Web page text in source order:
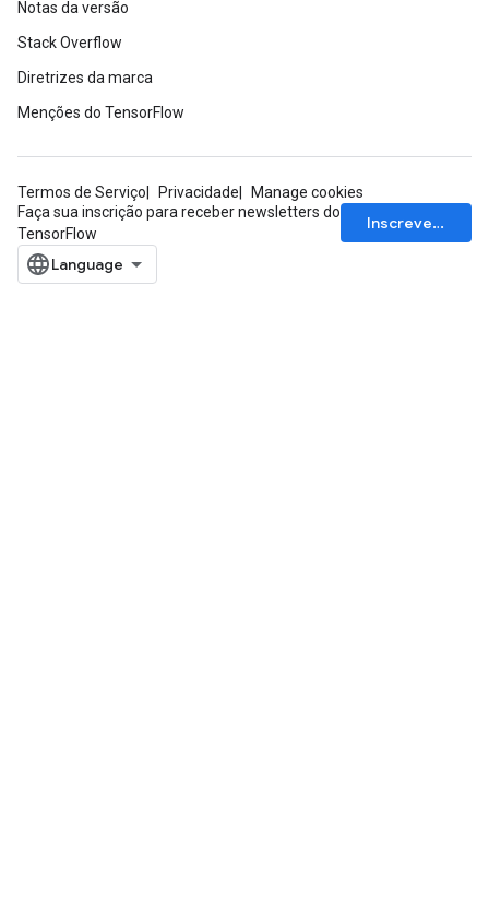
Notas da versão
Stack Overflow
Diretrizes da marca
Menções do TensorFlow
Termos de Serviço Privacidade
Manage cookies
Faça sua inscrição para receber newsletters do
TensorFlow
Inscrever-se